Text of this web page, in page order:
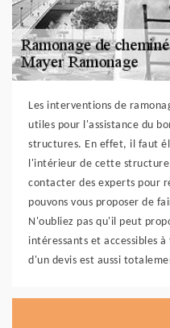
Les interventions de
utiles pour l'assistance du
structures. En effet, il faut
l'intérieur de cette
contacter des experts pour
pouvons vous proposer de
N'oubliez pas qu'il peut
intéressants et accessibles
d'un devis est aussi